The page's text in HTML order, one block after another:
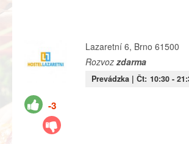
-3
Lazaretní 6, Brno 61500
Rozvoz zdarma
Prevádzka | Čt: 10:30-